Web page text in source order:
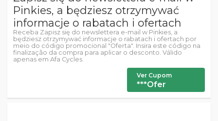
Pinkies, a będziesz otrzymywać
informacje o rabatach i ofertach
Receba Zapisz się do newslettera e-mail w Pinkies, a
będziesz otrzymywać informacje o rabatach i ofertach por
meio do código promocional "Oferta". Insira este código na
finalização da compra para aplicar o desconto. Válido
apenas em Afa Cycles.
Ver Cupom
***Ofer